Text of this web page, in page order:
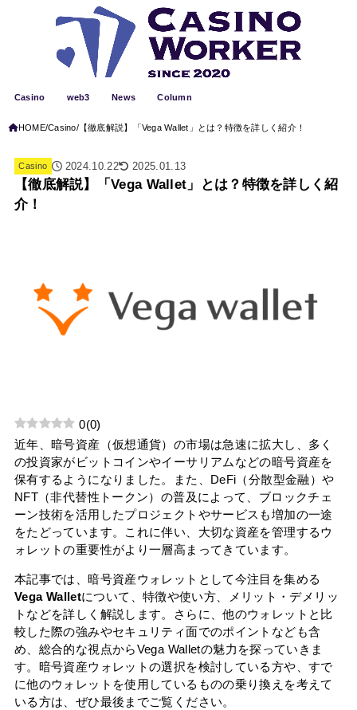
Casino web3 News Column
HOME Casino 【徹底解説】「Vega Wallet」とは？特徴を詳しく紹介！
Casino 2024.10.22 2025.01.13
【徹底解説】「Vega Wallet」とは？特徴を詳しく紹
介！
0(0)
近年、暗号資産（仮想通貨）の市場は急速に拡大し、多く
の投資家がビットコインやイーサリアムなどの暗号資産を
保有するようになりました。また、DeFi（分散型金融）や
NFT（非代替性トークン）の普及によって、ブロックチェ
ーン技術を活用したプロジェクトやサービスも増加の一途
をたどっています。これに伴い、大切な資産を管理するウ
ォレットの重要性がより一層高まってきています。
本記事では、暗号資産ウォレットとして今注目を集める
Vega Walletについて、特徴や使い方、メリット・デメリッ
トなどを詳しく解説します。さらに、他のウォレットと比
較した際の強みやセキュリティ面でのポイントなども含
め、総合的な視点からVega Walletの魅力を探っていきま
す。暗号資産ウォレットの選択を検討している方や、すで
に他のウォレットを使用しているものの乗り換えを考えて
いる方は、ぜひ最後までご覧ください。